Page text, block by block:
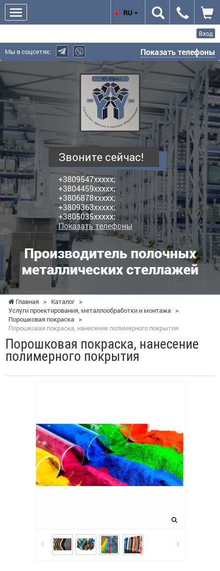
Вход
Мы в соцсетях: Показать телефоны
Юрис,
ЧП
-
производитель
полочных
металлических
стеллажей
Звоните сейчас!
+3809547xxxxx;
+3804459xxxxx;
+3806878xxxxx;
+3809363xxxxx;
+3805035xxxxx;
Показать телефоны
Производитель полочных
металлических стеллажей
RU
Главная > Каталог >
Услуги проектирования, металлообработки и монтажа >
Порошковая покраска >
Порошковая покраска, нанесение полимерного покрытия
Порошковая покраска, нанесение
полимерного покрытия